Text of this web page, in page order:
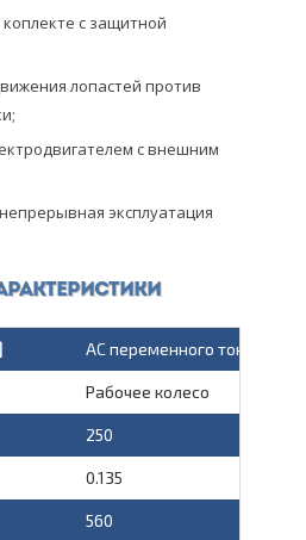
коплекте с защитной
лопастей против
с внешним
эксплуатация
AC переменного тока
Рабочее колесо
250
0.135
560